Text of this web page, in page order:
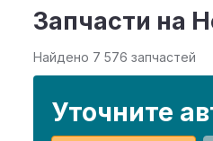
Запчасти на
Найдено 7 576 запчастей
Уточните